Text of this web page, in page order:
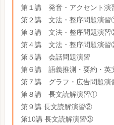
第１講 発音・アクセント演
第２講 文法・整序問題演
第３講 文法・整序問題演
第４講 文法・整序問題演
第５講 会話問題演習
第６講 語義推測・要約・英
第７講 グラフ・広告問題演
第８講 長文読解演習①
第９講 長文読解演習②
第10講 長文読解演習③